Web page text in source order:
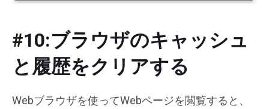
#10:ブラウザのキャッシュ
と履歴をクリアする
Webブラウザを使ってWebページを閲覧すると、